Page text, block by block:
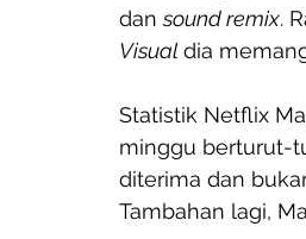
dan sound remix.
Visual dia
Statistik Netflix
minggu berturut-
diterima dan
Tambahan lagi,